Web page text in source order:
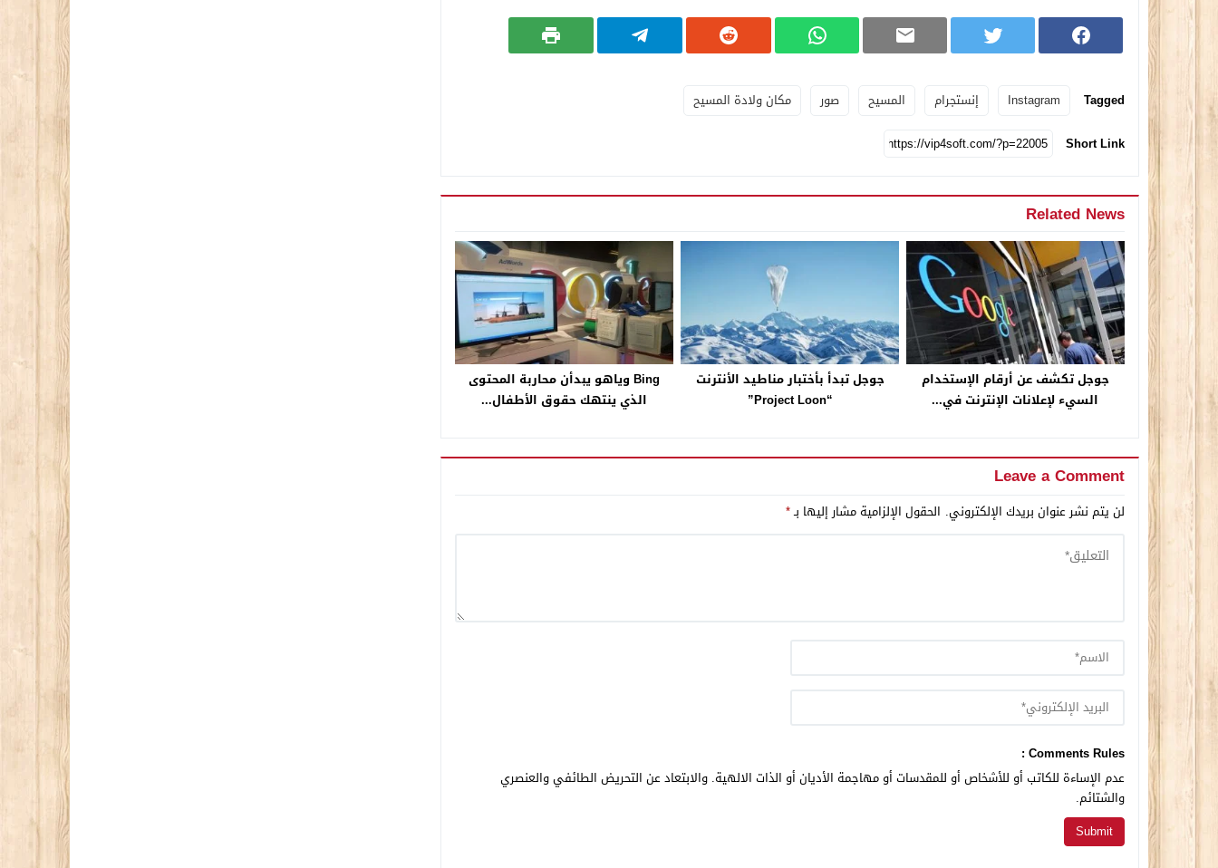
Tagged
Instagram إنستجرام المسيح صور
مكان ولادة المسيح
Short Link
Related News
جوجل تكشف عن أرقام الإستخدام
السيء لإعلانات الإنترنت في...
جوجل تبدأ بأختبار مناطيد الأنترنت
“Project Loon”
Bing وياهو يبدأن محاربة المحتوى
الذي ينتهك حقوق الأطفال...
Leave a Comment
لن يتم نشر عنوان بريدك الإلكتروني. الحقول الإلزامية مشار إليها بـ*
Comments Rules :
عدم الإساءة للكاتب أو للأشخاص أو للمقدسات أو مهاجمة الأديان أو الذات الالهية. والابتعاد عن التحريض الطائفي والعنصري
والشتائم.